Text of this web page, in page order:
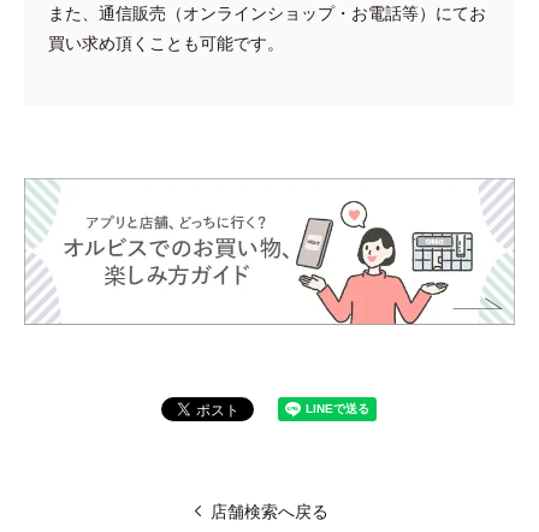
また、通信販売（オンラインショップ・お電話等）にてお
買い求め頂くことも可能です。
店舗検索へ戻る